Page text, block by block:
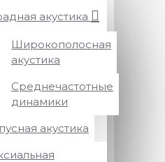
акустика
Широкополосная
акустика
Среднечастотные
динамики
акустика